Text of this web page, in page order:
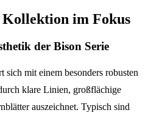
im Fokus
der Bison Serie
mit einem besonders robusten
klare Linien, großflächige
auszeichnet. Typisch sind